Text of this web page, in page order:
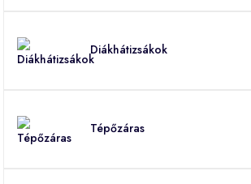
Diákhátizsákok
Tépőzáras